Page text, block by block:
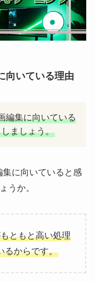
向いている理由
編集に向いている
ましょう。
集に向いていると感
うか。
ともと高い処理
るからです。